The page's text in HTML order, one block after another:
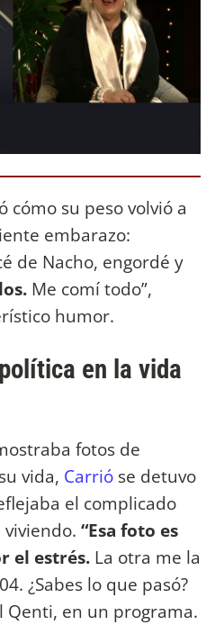
cómo su peso volvió a
embarazo:
de Nacho, engordé y
Me comí todo”,
humor.
en la vida
fotos de
vida, Carrió se detuvo
el complicado
“Esa foto es
el estrés. La otra me la
¿Sabes lo que pasó?
Qenti, en un programa.